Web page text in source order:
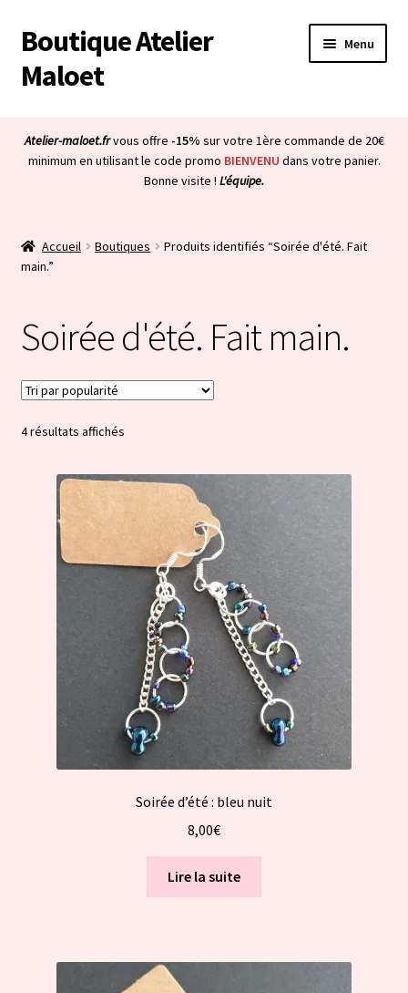
Aller
à
la
Aller
au
contenu
Boutique Atelier
Maloet
Menu
Boutique
Ouvrir
menu
À propos & CGV
Ouvrir
Atelier-maloet.frvous offre -15% sur votre 1ère commande de 20€
minimum en utilisant le code promo BIENVENU dans votre panier.
Bonne visite ! L'équipe.
Accueil Boutiques
Produits identifiés “Soirée d'été. Fait
main.”
Soirée d'été. Fait main.
4 résultats affichésTrié
popularité
Soirée d’été : bleu nuit
8,00€
Lire la suite